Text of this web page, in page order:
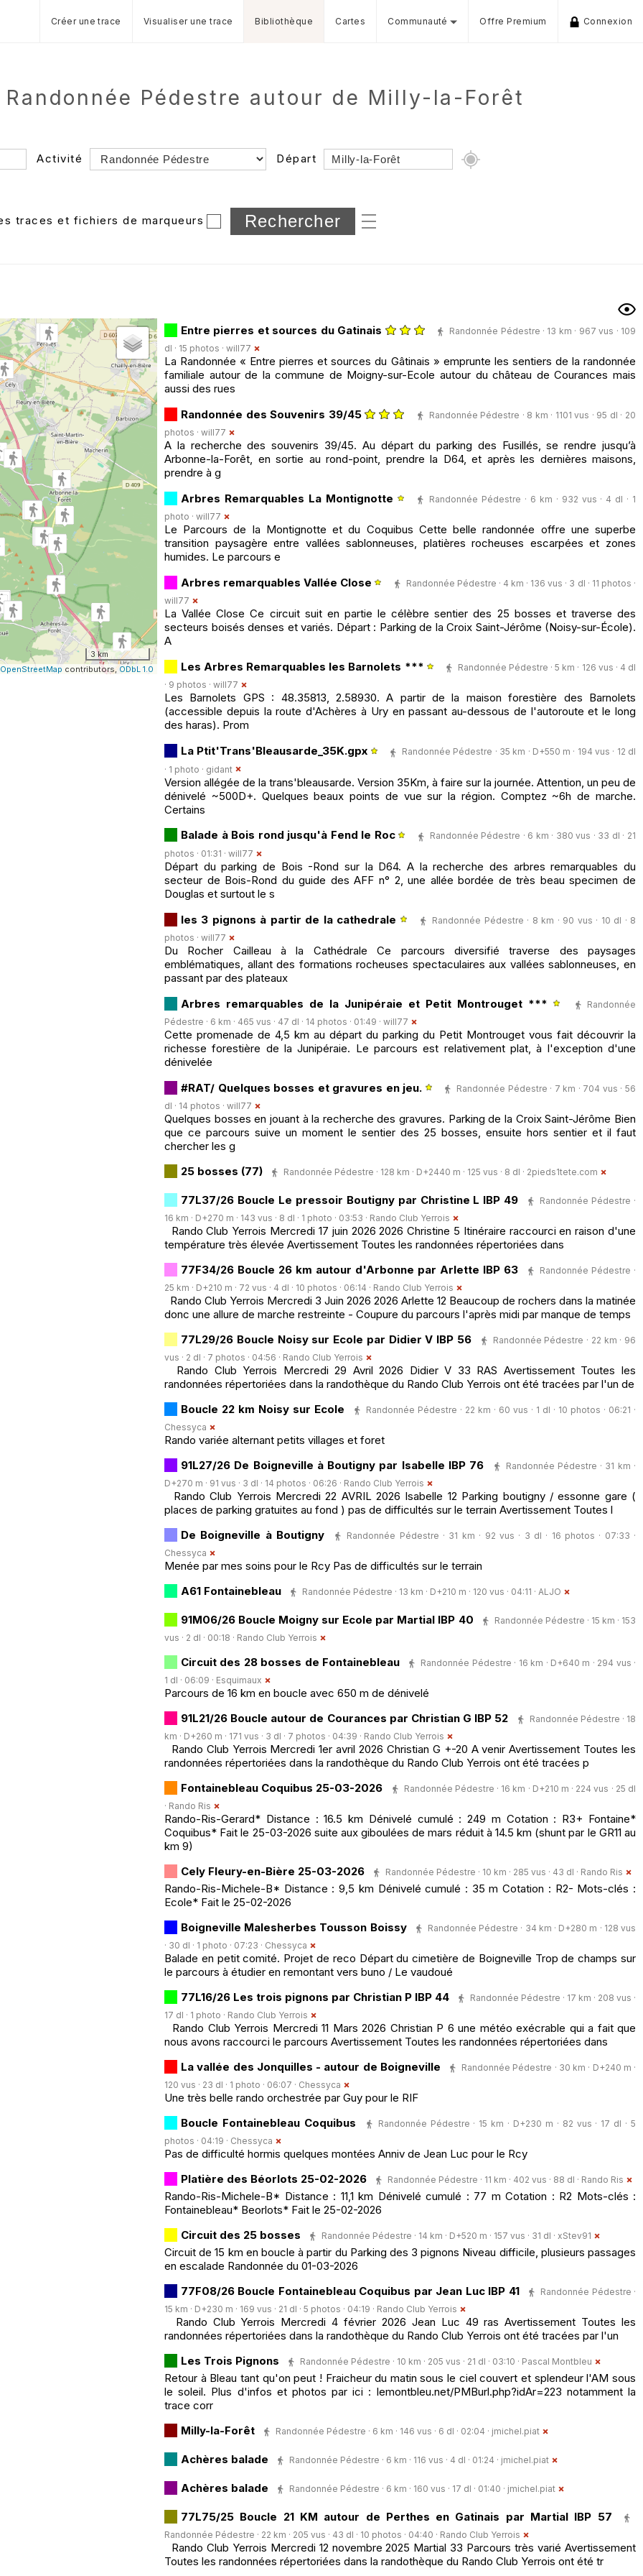
Créer une trace Visualiser une trace Bibliothèque Cartes Communauté Offre Premium Connexion
Pédestre autour de Milly-la-Forêt
Activité Départ
Dossier
et sous-dossiers
traces et fichiers de marqueurs
3 km
OpenStreetMap contributors,ODbL 1.0
Entre pierres et sources du Gatinais
Randonnée Pédestre · 13 km · 967 vus · 109
dl · 15 photos · will77
La Randonnée « Entre pierres et sources du Gâtinais » emprunte les sentiers de la randonnée
familiale autour de la commune de Moigny-sur-Ecole autour du château de Courances mais
aussi des rues
Randonnée des Souvenirs 39/45
Randonnée Pédestre · 8 km · 1101 vus · 95 dl · 20
photos · will77
A la recherche des souvenirs 39/45. Au départ du parking des Fusillés, se rendre jusqu’à
Arbonne-la-Forêt, en sortie au rond-point, prendre la D64, et après les dernières maisons,
prendre à g
Arbres Remarquables La Montignotte
Randonnée Pédestre · 6 km · 932 vus · 4 dl · 1
photo · will77
Le Parcours de la Montignotte et du Coquibus Cette belle randonnée offre une superbe
transition paysagère entre vallées sablonneuses, platières rocheuses escarpées et zones
humides. Le parcours e
Arbres remarquables Vallée Close
Randonnée Pédestre · 4 km · 136 vus · 3 dl · 11 photos ·
will77
La Vallée Close Ce circuit suit en partie le célèbre sentier des 25 bosses et traverse des
secteurs boisés denses et variés. Départ : Parking de la Croix Saint-Jérôme (Noisy-sur-École).
A
Les Arbres Remarquables les Barnolets ***
Randonnée Pédestre · 5 km · 126 vus · 4 dl
· 9 photos · will77
Les Barnolets GPS : 48.35813, 2.58930. A partir de la maison forestière des Barnolets
(accessible depuis la route d'Achères à Ury en passant au-dessous de l'autoroute et le long
des haras). Prom
La Ptit'Trans'Bleausarde_35K.gpx
Randonnée Pédestre · 35 km · D+550 m · 194 vus · 12 dl
· 1 photo · gidant
Version allégée de la trans'bleausarde. Version 35Km, à faire sur la journée. Attention, un peu de
dénivelé ~500D+. Quelques beaux points de vue sur la région. Comptez ~6h de marche.
Certains
Balade à Bois rond jusqu'à Fend le Roc
Randonnée Pédestre · 6 km · 380 vus · 33 dl · 21
photos · 01:31 · will77
Départ du parking de Bois -Rond sur la D64. A la recherche des arbres remarquables du
secteur de Bois-Rond du guide des AFF n° 2, une allée bordée de très beau specimen de
Douglas et surtout le s
les 3 pignons à partir de la cathedrale
Randonnée Pédestre · 8 km · 90 vus · 10 dl · 8
photos · will77
Du Rocher Cailleau à la Cathédrale Ce parcours diversifié traverse des paysages
emblématiques, allant des formations rocheuses spectaculaires aux vallées sablonneuses, en
passant par des plateaux
Arbres remarquables de la Junipéraie et Petit Montrouget ***
Randonnée
Pédestre · 6 km · 465 vus · 47 dl · 14 photos · 01:49 · will77
Cette promenade de 4,5 km au départ du parking du Petit Montrouget vous fait découvrir la
richesse forestière de la Junipéraie. Le parcours est relativement plat, à l'exception d'une
dénivelée
#RAT/ Quelques bosses et gravures en jeu.
Randonnée Pédestre · 7 km · 704 vus · 56
dl · 14 photos · will77
Quelques bosses en jouant à la recherche des gravures. Parking de la Croix Saint-Jérôme Bien
que ce parcours suive un moment le sentier des 25 bosses, ensuite hors sentier et il faut
chercher les g
25 bosses (77)
Randonnée Pédestre · 128 km · D+2440 m · 125 vus · 8 dl · 2pieds1tete.com
77L37/26 Boucle Le pressoir Boutigny par Christine L IBP 49
Randonnée Pédestre ·
16 km · D+270 m · 143 vus · 8 dl · 1 photo · 03:53 · Rando Club Yerrois
Rando Club Yerrois Mercredi 17 juin 2026 2026 Christine 5 Itinéraire raccourci en raison d'une
température très élevée Avertissement Toutes les randonnées répertoriées dans
77F34/26 Boucle 26 km autour d'Arbonne par Arlette IBP 63
Randonnée Pédestre ·
25 km · D+210 m · 72 vus · 4 dl · 10 photos · 06:14 · Rando Club Yerrois
Rando Club Yerrois Mercredi 3 Juin 2026 2026 Arlette 12 Beaucoup de rochers dans la matinée
donc une allure de marche restreinte - Coupure du parcours l'après midi par manque de temps
77L29/26 Boucle Noisy sur Ecole par Didier V IBP 56
Randonnée Pédestre · 22 km · 96
vus · 2 dl · 7 photos · 04:56 · Rando Club Yerrois
Rando Club Yerrois Mercredi 29 Avril 2026 Didier V 33 RAS Avertissement Toutes les
randonnées répertoriées dans la randothèque du Rando Club Yerrois ont été tracées par l'un de
Boucle 22 km Noisy sur Ecole
Randonnée Pédestre · 22 km · 60 vus · 1 dl · 10 photos · 06:21 ·
Chessyca
Rando variée alternant petits villages et foret
91L27/26 De Boigneville à Boutigny par Isabelle IBP 76
Randonnée Pédestre · 31 km ·
D+270 m · 91 vus · 3 dl · 14 photos · 06:26 · Rando Club Yerrois
Rando Club Yerrois Mercredi 22 AVRIL 2026 Isabelle 12 Parking boutigny / essonne gare (
places de parking gratuites au fond ) pas de difficultés sur le terrain Avertissement Toutes l
De Boigneville à Boutigny
Randonnée Pédestre · 31 km · 92 vus · 3 dl · 16 photos · 07:33 ·
Chessyca
Menée par mes soins pour le Rcy Pas de difficultés sur le terrain
A61 Fontainebleau
Randonnée Pédestre · 13 km · D+210 m · 120 vus · 04:11 · ALJO
91M06/26 Boucle Moigny sur Ecole par Martial IBP 40
Randonnée Pédestre · 15 km · 153
vus · 2 dl · 00:18 · Rando Club Yerrois
Circuit des 28 bosses de Fontainebleau
Randonnée Pédestre · 16 km · D+640 m · 294 vus ·
1 dl · 06:09 · Esquimaux
Parcours de 16 km en boucle avec 650 m de dénivelé
91L21/26 Boucle autour de Courances par Christian G IBP 52
Randonnée Pédestre · 18
km · D+260 m · 171 vus · 3 dl · 7 photos · 04:39 · Rando Club Yerrois
Rando Club Yerrois Mercredi 1er avril 2026 Christian G +-20 A venir Avertissement Toutes les
randonnées répertoriées dans la randothèque du Rando Club Yerrois ont été tracées p
Fontainebleau Coquibus 25-03-2026
Randonnée Pédestre · 16 km · D+210 m · 224 vus · 25 dl
· Rando Ris
Rando-Ris-Gerard* Distance : 16.5 km Dénivelé cumulé : 249 m Cotation : R3+ Fontaine*
Coquibus* Fait le 25-03-2026 suite aux giboulées de mars réduit à 14.5 km (shunt par le GR11 au
km 9)
Cely Fleury-en-Bière 25-03-2026
Randonnée Pédestre · 10 km · 285 vus · 43 dl · Rando Ris
Rando-Ris-Michele-B* Distance : 9,5 km Dénivelé cumulé : 35 m Cotation : R2- Mots-clés :
Ecole* Fait le 25-02-2026
Boigneville Malesherbes Tousson Boissy
Randonnée Pédestre · 34 km · D+280 m · 128 vus
· 30 dl · 1 photo · 07:23 · Chessyca
Balade en petit comité. Projet de reco Départ du cimetière de Boigneville Trop de champs sur
le parcours à étudier en remontant vers buno / Le vaudoué
77L16/26 Les trois pignons par Christian P IBP 44
Randonnée Pédestre · 17 km · 208 vus ·
17 dl · 1 photo · Rando Club Yerrois
Rando Club Yerrois Mercredi 11 Mars 2026 Christian P 6 une météo exécrable qui a fait que
nous avons raccourci le parcours Avertissement Toutes les randonnées répertoriées dans
La vallée des Jonquilles - autour de Boigneville
Randonnée Pédestre · 30 km · D+240 m ·
120 vus · 23 dl · 1 photo · 06:07 · Chessyca
Une très belle rando orchestrée par Guy pour le RIF
Boucle Fontainebleau Coquibus
Randonnée Pédestre · 15 km · D+230 m · 82 vus · 17 dl · 5
photos · 04:19 · Chessyca
Pas de difficulté hormis quelques montées Anniv de Jean Luc pour le Rcy
Platière des Béorlots 25-02-2026
Randonnée Pédestre · 11 km · 402 vus · 88 dl · Rando Ris
Rando-Ris-Michele-B* Distance : 11,1 km Dénivelé cumulé : 77 m Cotation : R2 Mots-clés :
Fontainebleau* Beorlots* Fait le 25-02-2026
Circuit des 25 bosses
Randonnée Pédestre · 14 km · D+520 m · 157 vus · 31 dl · xStev91
Circuit de 15 km en boucle à partir du Parking des 3 pignons Niveau difficile, plusieurs passages
en escalade Randonnée du 01-03-2026
77F08/26 Boucle Fontainebleau Coquibus par Jean Luc IBP 41
Randonnée Pédestre ·
15 km · D+230 m · 169 vus · 21 dl · 5 photos · 04:19 · Rando Club Yerrois
Rando Club Yerrois Mercredi 4 février 2026 Jean Luc 49 ras Avertissement Toutes les
randonnées répertoriées dans la randothèque du Rando Club Yerrois ont été tracées par l'un
Les Trois Pignons
Randonnée Pédestre · 10 km · 205 vus · 21 dl · 03:10 · Pascal Montbleu
Retour à Bleau tant qu'on peut ! Fraicheur du matin sous le ciel couvert et splendeur l'AM sous
le soleil. Plus d'infos et photos par ici : lemontbleu.net/PMBurl.php?idAr=223 notamment la
trace corr
Milly-la-Forêt
Randonnée Pédestre · 6 km · 146 vus · 6 dl · 02:04 · jmichel.piat
Achères balade Randonnée Pédestre · 6 km · 116 vus · 4 dl · 01:24 · jmichel.piat
Achères balade Randonnée Pédestre · 6 km · 160 vus · 17 dl · 01:40 · jmichel.piat
77L75/25 Boucle 21 KM autour de Perthes en Gatinais par Martial IBP 57
Randonnée Pédestre · 22 km · 205 vus · 43 dl · 10 photos · 04:40 · Rando Club Yerrois
Rando Club Yerrois Mercredi 12 novembre 2025 Martial 33 Parcours très varié Avertissement
Toutes les randonnées répertoriées dans la randothèque du Rando Club Yerrois ont été tr